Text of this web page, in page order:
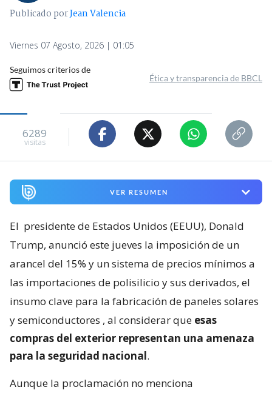
Publicado porJean Valencia
Viernes 07 Agosto, 2026 | 01:05
Seguimos criterios de
Ética y transparencia de BBCL
6289
visitas
VER RESUMEN
El presidente de Estados Unidos (EEUU), Donald
Trump, anunció este jueves la imposición de un
arancel del 15% y un sistema de precios mínimos a
las importaciones de polisilicio y sus derivados, el
insumo clave para la fabricación de paneles solares
y semiconductores , al considerar que esas
compras del exterior representan una amenaza
para la seguridad nacional.
Aunque la proclamación no menciona